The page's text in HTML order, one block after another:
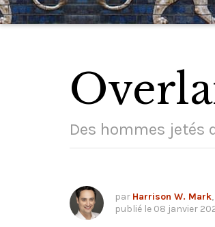
Des hommes jetés
par Harrison W. Mark
publié le 08 janvier